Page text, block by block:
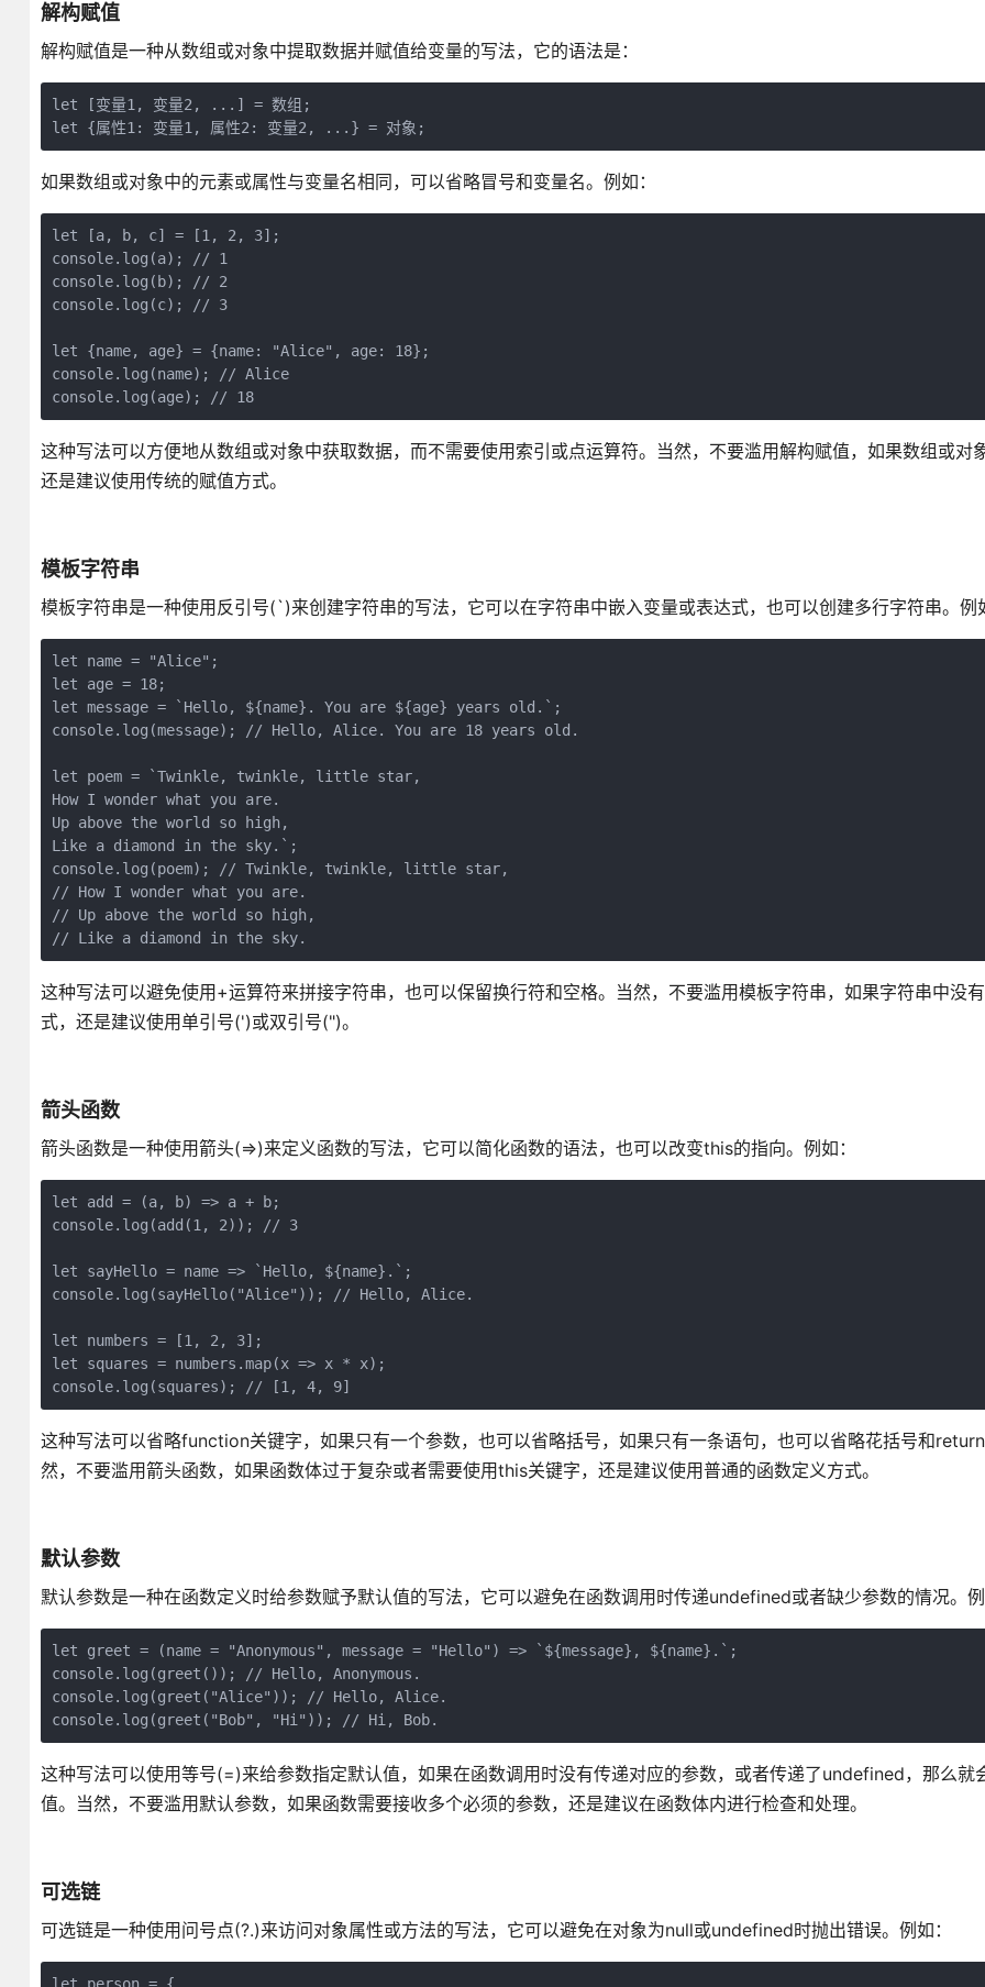
解构赋值
解构赋值是一种从数组或对象中提取数据并赋值给变量的写法，它的语法是：
let [变量1, 变量2, ...] = 数组;
let {属性1: 变量1, 属性2: 变量2, ...} = 对象;
如果数组或对象中的元素或属性与变量名相同，可以省略冒号和变量名。例如：
let [a, b, c] = [1, 2, 3];
console.log(a); // 1
console.log(b); // 2
console.log(c); // 3
let {name, age} = {name: "Alice", age: 18};
console.log(name); // Alice
console.log(age); // 18
这种写法可以方便地从数组或对象中获取数据，而不需要使用索引或点运算符。当然，不要滥用解构赋值，如果数组或对
还是建议使用传统的赋值方式。
模板字符串
模板字符串是一种使用反引号(`)来创建字符串的写法，它可以在字符串中嵌入变量或表达式，也可以创建多行字符串。例
let name = "Alice";
let age = 18;
let message = `Hello, ${name}. You are ${age} years old.`;
console.log(message); // Hello, Alice. You are 18 years old.
let poem = `Twinkle, twinkle, little star,
How I wonder what you are.
Up above the world so high,
Like a diamond in the sky.`;
console.log(poem); // Twinkle, twinkle, little star,
// How I wonder what you are.
// Up above the world so high,
// Like a diamond in the sky.
这种写法可以避免使用+运算符来拼接字符串，也可以保留换行符和空格。当然，不要滥用模板字符串，如果字符串中没
式，还是建议使用单引号(')或双引号(")。
箭头函数
箭头函数是一种使用箭头(=>)来定义函数的写法，它可以简化函数的语法，也可以改变this的指向。例如：
let add = (a, b) => a + b;
console.log(add(1, 2)); // 3
let sayHello = name => `Hello, ${name}.`;
console.log(sayHello("Alice")); // Hello, Alice.
let numbers = [1, 2, 3];
let squares = numbers.map(x => x * x);
console.log(squares); // [1, 4, 9]
这种写法可以省略function关键字，如果只有一个参数，也可以省略括号，如果只有一条语句，也可以省略花括号和
然，不要滥用箭头函数，如果函数体过于复杂或者需要使用this关键字，还是建议使用普通的函数定义方式。
默认参数
默认参数是一种在函数定义时给参数赋予默认值的写法，它可以避免在函数调用时传递undefined或者缺少参数的情况。例
let greet = (name = "Anonymous", message = "Hello") => `${message}, ${name}.`;
console.log(greet()); // Hello, Anonymous.
console.log(greet("Alice")); // Hello, Alice.
console.log(greet("Bob", "Hi")); // Hi, Bob.
这种写法可以使用等号(=)来给参数指定默认值，如果在函数调用时没有传递对应的参数，或者传递了undefined，那么就
值。当然，不要滥用默认参数，如果函数需要接收多个必须的参数，还是建议在函数体内进行检查和处理。
可选链
可选链是一种使用问号点(?.)来访问对象属性或方法的写法，它可以避免在对象为null或undefined时抛出错误。例如：